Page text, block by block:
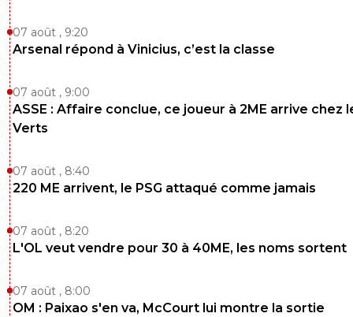
07 août , 9:20
Arsenal répond à Vinicius, c’est la classe
07 août , 9:00
ASSE : Affaire conclue, ce joueur à 2ME arrive chez
Verts
07 août , 8:40
220 ME arrivent, le PSG attaqué comme jamais
07 août , 8:20
L'OL veut vendre pour 30 à 40ME, les noms sortent
07 août , 8:00
OM : Paixao s'en va, McCourt lui montre la sortie